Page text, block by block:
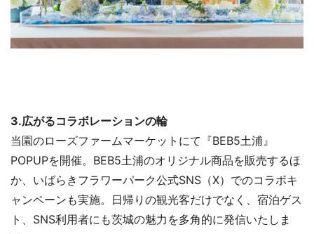
3.広がるコラボレーションの輪
当園のローズファームマーケットにて『BEB5土浦』
POPUPを開催。BEB5土浦のオリジナル商品を販売するほ
か、いばらきフラワーパーク公式SNS（X）でのコラボキ
ャンペーンも実施。日帰りの観光客だけでなく、宿泊ゲス
ト、SNS利用者にも茨城の魅力を多角的に発信いたしま